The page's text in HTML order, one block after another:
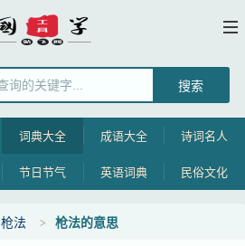
词典大全 成语大全 诗词名人
节日节气 英语词典 民俗文化
枪法 枪法的意思